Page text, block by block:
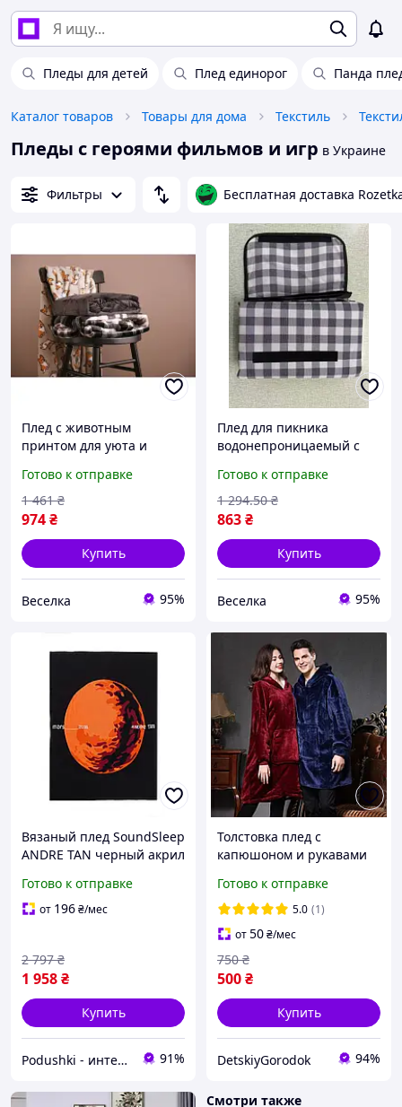
Пледы для детей Плед единорог Панда
Каталог товаров Товары для дома Текстиль
Пледы с героями фильмов и игр в Украине
Фильтры Бесплатная доставка
Плед с животным
принтом для уюта и
легкий из микрофибры
FLAME
Готово к отправке
974₴
1 461 ₴
Купить
Веселка 95%
Плед для пикника
водонепроницаемый с
природе и комфортного
сидения FLAME
Готово к отправке
863₴
1 294.50 ₴
Купить
Веселка 95%
Вязаный плед SoundSleep
ANDRE TAN черный акрил
Марса мягкий стильный
для дома и
Готово к отправке
от 196₴/мес
1 958₴
2 797 ₴
Купить
Podushki - интернет-магазин Подушки 91%
Толстовка плед с
капюшоном и рукавами
Huggle Hoodie. Худи. Плед
-кофта двухсторонняЯ.
Готово к отправке
5.0 (1)
от50₴/мес
500₴
750 ₴
Купить
DetskiyGorodok 94%
Смотри также